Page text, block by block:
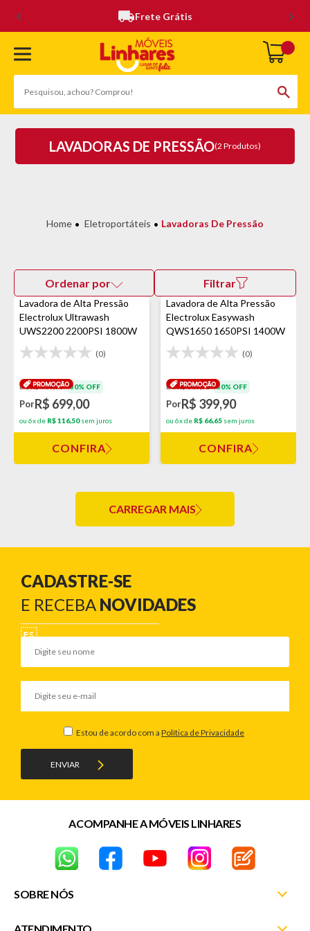
Frete Grátis
LAVADORAS DE PRESSÃO(2 Produtos)
Eletroportáteis Lavadoras De Pressão
Ordenar por Filtrar
Lavadora de Alta Pressão
Electrolux Ultrawash
UWS2200 2200PSI 1800W
(0)
De R$ 999,90 30% OFF
PorR$ 699,00
ou 6x de R$ 116,50sem juros
CONFIRA
Lavadora de Alta Pressão
Electrolux Easywash
QWS1650 1650PSI 1400W
(0)
De R$ 569,90 30% OFF
PorR$ 399,90
ou 6x de R$ 66,65 sem juros
CONFIRA
CARREGAR MAIS
CADASTRE-SE
E RECEBA NOVIDADES
ENVIAR
Estou de acordo com a Política de Privacidade
SOBRE NÓS
ATENDIMENTO
ACOMPANHE A MÓVEIS LINHARES